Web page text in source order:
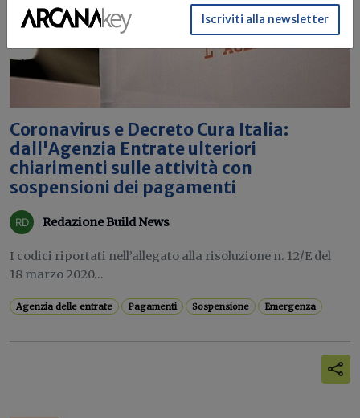
Coronavirus e Decreto Cura Italia:
dall'Agenzia Entrate ulteriori
chiarimenti sulle attività con
sospensioni dei pagamenti
Redazione Build News
I codici riportati nell’allegato alla risoluzione n. 12/E del
18 marzo 2020...
Agenzia delle entrate Pagamenti Sospensione Emergenza
Iscriviti alla newsletter